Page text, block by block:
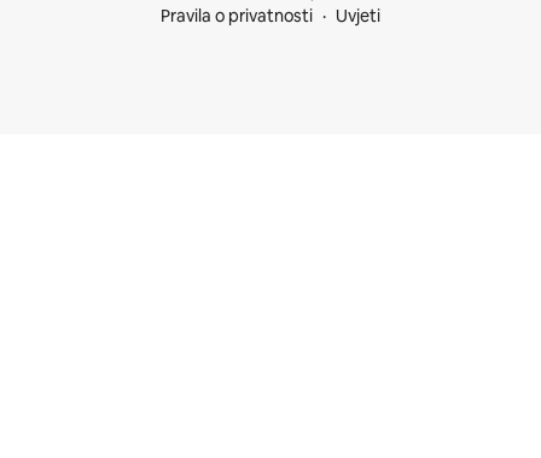
Pravila o privatnosti
Uvjeti